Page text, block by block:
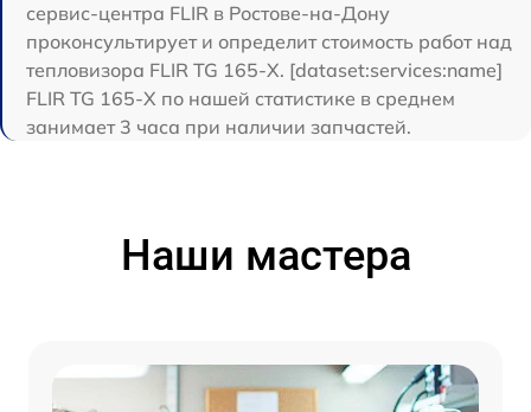
сервис-центра FLIR в Ростове-на-Дону
проконсультирует и определит стоимость работ над
тепловизора FLIR TG 165-X. [dataset:services:name]
FLIR TG 165-X по нашей статистике в среднем
занимает 3 часа при наличии запчастей.
Наши мастера